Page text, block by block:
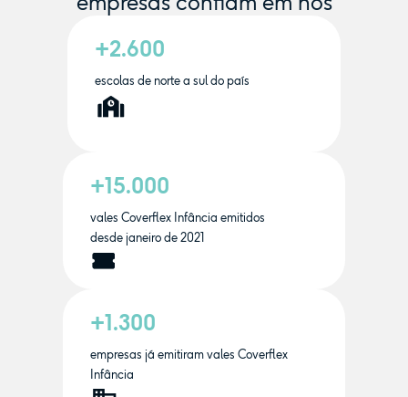
+2.600
escolas de norte a sul do país
+15.000
vales Coverflex Infância emitidos
desde janeiro de 2021
+1.300
empresas já emitiram vales Coverflex
Infância